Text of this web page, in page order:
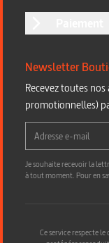
Newsletter
Recevez toutes
promotionnelles)
Je souhaite recevoir la
à tout moment. Pour en
Ce service respecte